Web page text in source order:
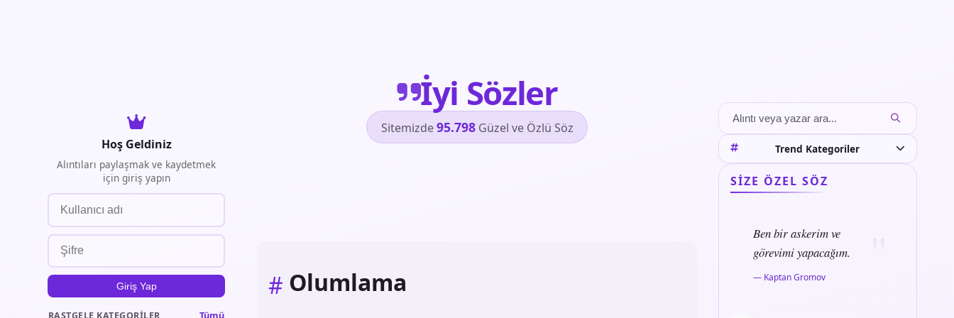
İyi Sözler
Sitemizde95.798Güzel ve Özlü Söz
Hoş Geldiniz
Alıntıları paylaşmak ve kaydetmek
için giriş yapın
Giriş Yap
Tümü
# Olumlama
Trend Kategoriler
SIZE ÖZEL SÖZ
Ben bir askerim ve
görevimi yapacağım.
— Kaptan Gromov